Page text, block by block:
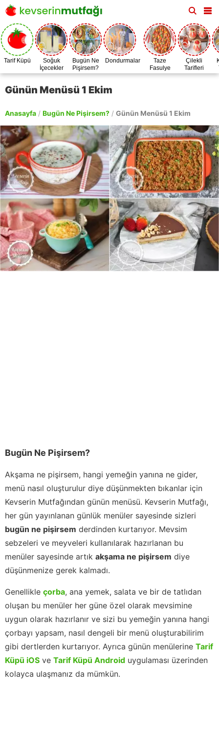
Tarif Küpü
Soğuk
İçecekler
Bugün Ne
Pişirsem?
Dondurmalar
Taze
Fasulye
Zamanı
Çilekli
Tarifleri
Günün Menüsü 1 Ekim
Anasayfa / Bugün Ne Pişirsem? / Günün Menüsü 1 Ekim
Bugün Ne Pişirsem?
Akşama ne pişirsem, hangi yemeğin yanına ne gider,
menü nasıl oluşturulur diye düşünmekten bıkanlar için
Kevserin Mutfağından günün menüsü. Kevserin Mutfağı,
her gün yayınlanan günlük menüler sayesinde sizleri
bugün ne pişirsem derdinden kurtarıyor. Mevsim
sebzeleri ve meyveleri kullanılarak hazırlanan bu
menüler sayesinde artık akşama ne pişirsem diye
düşünmenize gerek kalmadı.
Genellikle çorba, ana yemek, salata ve bir de tatlıdan
oluşan bu menüler her güne özel olarak mevsimine
uygun olarak hazırlanır ve sizi bu yemeğin yanına hangi
çorbayı yapsam, nasıl dengeli bir menü oluşturabilirim
gibi dertlerden kurtarıyor. Ayrıca günün menülerine Tarif
Küpü iOS ve Tarif Küpü Android uygulaması üzerinden
kolayca ulaşmanız da mümkün.